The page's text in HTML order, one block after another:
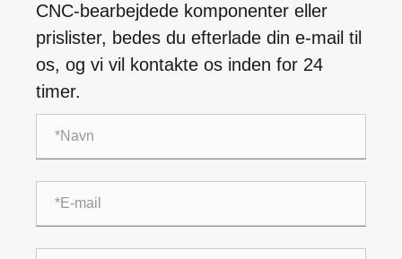
CNC-bearbejdede komponenter eller
prislister, bedes du efterlade din e-mail til
os, og vi vil kontakte os inden for 24
timer.